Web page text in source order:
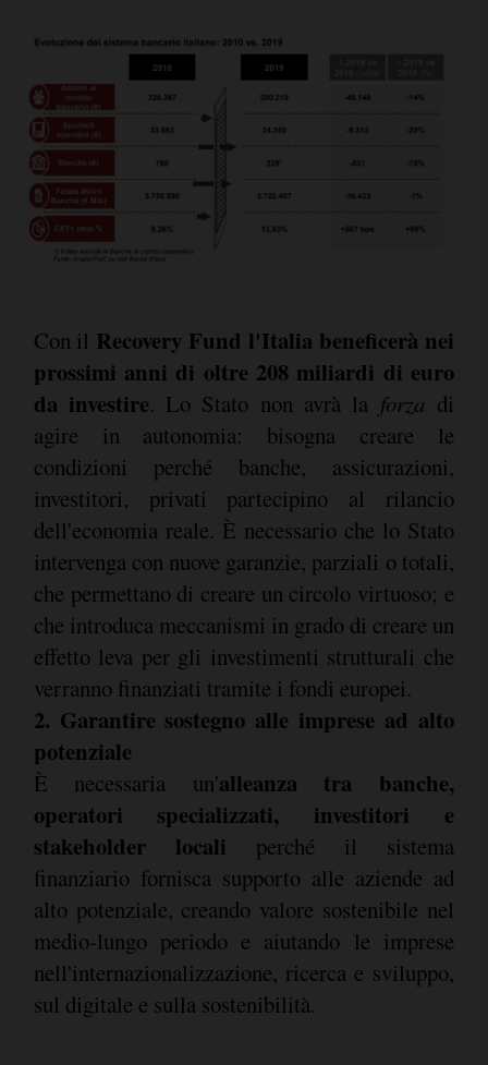
Con il Recovery Fund l'Italia beneficerà nei
prossimi anni di oltre 208 miliardi di euro
da investire. Lo Stato non avrà la forza di
agire in autonomia: bisogna creare le
condizioni perché banche, assicurazioni,
investitori, privati partecipino al rilancio
dell'economia reale. È necessario che lo Stato
intervenga con nuove garanzie, parziali o totali,
che permettano di creare un circolo virtuoso; e
che introduca meccanismi in grado di creare un
effetto leva per gli investimenti strutturali che
verranno finanziati tramite i fondi europei.
2. Garantire sostegno alle imprese ad alto
potenziale
È necessaria un'alleanza tra banche,
operatori specializzati, investitori e
stakeholder locali perché il sistema
finanziario fornisca supporto alle aziende ad
alto potenziale, creando valore sostenibile nel
medio-lungo periodo e aiutando le imprese
nell'internazionalizzazione, ricerca e sviluppo,
sul digitale e sulla sostenibilità.